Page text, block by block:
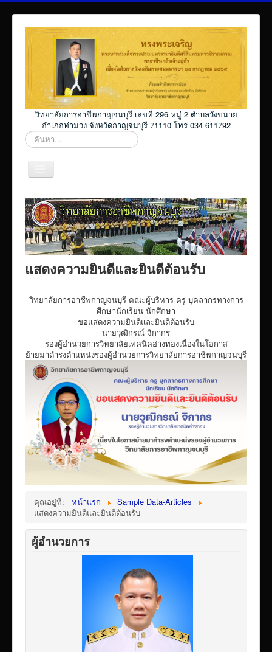
วิทยาลัยการอาชีพกาญจนบุรี เลขที่ 296 หมู่ 2 ตำบลวังขนาย
อำเภอท่าม่วง จังหวัดกาญจนบุรี 71110 โทร 034 611792
ค้นหา...
สลับ
เก
ชั่น
Home
โปรแกรม ศธ02 ออนไลน์
Elearning_kicec
Facebookงานประชาสัมพันธ์
ITA/ข้อมูลสาธารณะ
พัสดุ/จัดซื่อจัดจ้าง
Link รวมระบบรายงานข้อมูลต่าง ๆ
ติดต่อวิทยาลัย
แบบประเมินครูผู้สอน
ห้องสมุดอิเล็กทรอนิกส์
ศูนย์ซ่อมสร้างเพื่อชุมชน FixitCenter
รวม Link หน้าเว็บ QRCode
กฎหมายด้านการศึกษา
ร้องเรียน/ร้องทุกข์/สอบถามรายละเอียด
e-learning(sandbox)
เผยแพร่ผลงานวิชาการ
ข้อมูลเปิดเผยต่อสาธารณะ ita 2569
แสดงความยินดีและยินดีต้อนรับ
วิทยาลัยการอาชีพกาญจนบุรี คณะผู้บริหาร ครู บุคลากรทางการ
ศึกษานักเรียน นักศึกษา
ขอแสดงความยินดีและยินดีต้อนรับ
นายวุฒิกรณ์ จิกากร
รองผู้อำนวยการวิทยาลัยเทคนิคอ่างทองเนื่องในโอกาส
ย้ายมาดำรงตำแหน่งรองผู้อำนวยการวิทยาลัยการอาชีพกาญจนบุรี
คุณอยู่ที่: หน้าแรก
Sample Data-Articles
แสดงความยินดีและยินดีต้อนรับ
ผู้อำนวยการ